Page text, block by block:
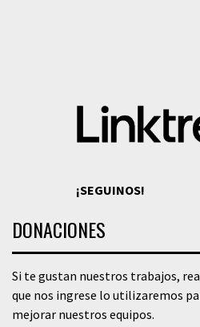
¡SEGUINOS!
DONACIONES
Si te gustan nuestros trabajos,
que nos ingrese lo utilizaremos
mejorar nuestros equipos.